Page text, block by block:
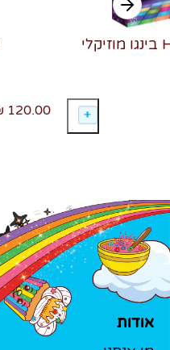
120.00 ₪
אודות